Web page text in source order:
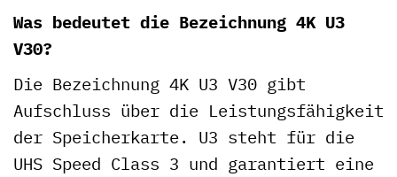
Was bedeutet die Bezeichnung 4K U3
V30?
Die Bezeichnung 4K U3 V30 gibt
Aufschluss über die Leistungsfähigkeit
der Speicherkarte. U3 steht für die
UHS Speed Class 3 und garantiert eine